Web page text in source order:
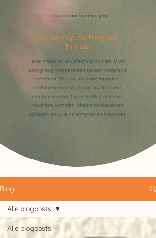
< Terug naar homepagina
Welkom op de blog van
Finesse
Ieder mens en elk afscheid is uniek. U wilt
zich graag voorbereiden op een naderend
afscheid. Of u wil uw nabestaanden
ontlasten voor als zij ooit uw afscheid
moeten regelen. Op onze blog delen we
inzichten, verhalen, afscheidsrituelen en
adviezen om u te informeren en inspireren.
Blog
Alle blogposts
Alle blogposts